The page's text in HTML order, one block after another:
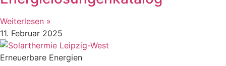
Weiterlesen »
11. Februar 2025
Erneuerbare Energien